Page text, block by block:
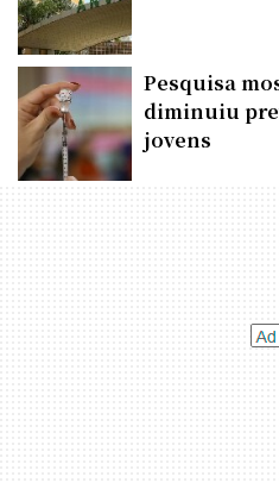
Pesquisa
diminuiu
jovens